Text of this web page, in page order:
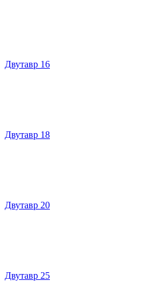
Двутавр 16
Двутавр 18
Двутавр 20
Двутавр 25